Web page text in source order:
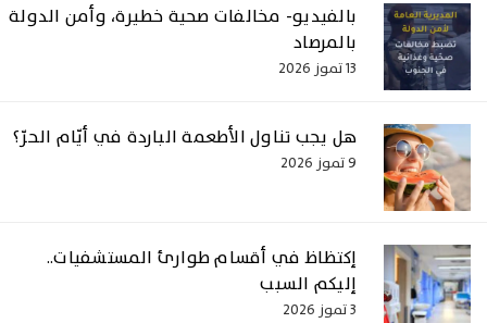
بالفيديو- مخالفات صحية خطيرة، وأمن الدولة
بالمرصاد
13 تموز 2026
هل يجب تناول الأطعمة الباردة في أيّام الحرّ؟
9 تموز 2026
إكتظاظ في أقسام طوارئ المستشفيات..
إليكم السبب
3 تموز 2026